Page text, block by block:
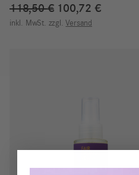
118,50€ Ursprünglicher
Preis
100,72 €Aktueller
inkl. MwSt. zzgl. Versand